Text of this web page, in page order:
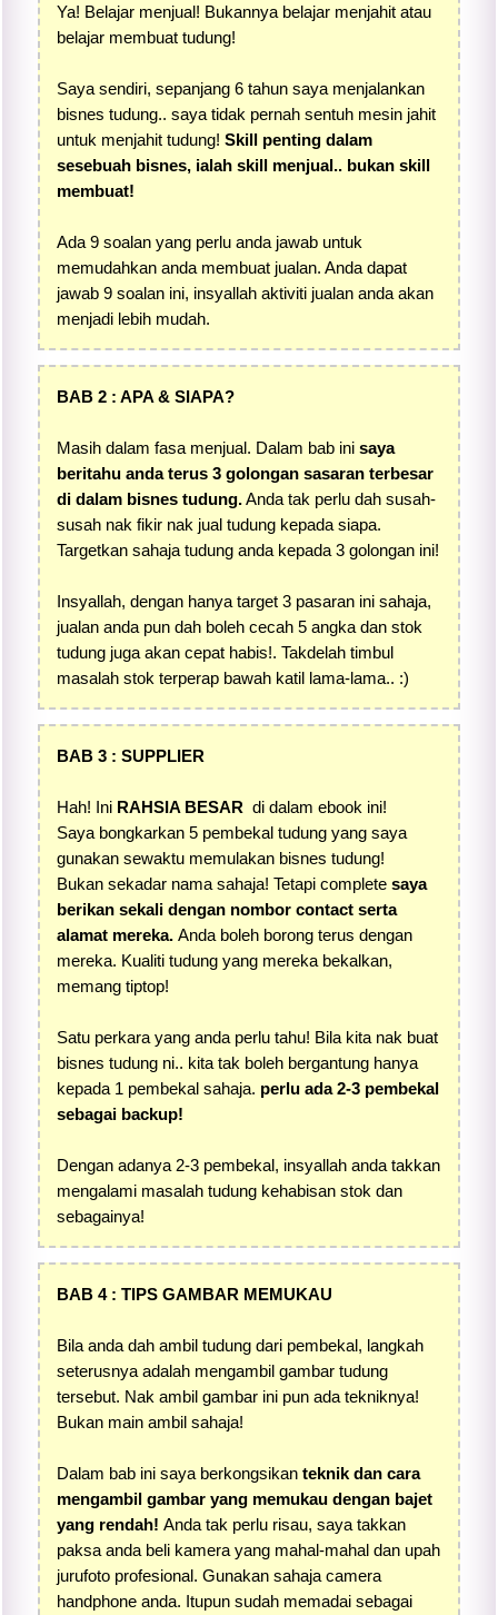
Ya! Belajar menjual! Bukannya belajar menjahit atau
belajar membuat tudung!
Saya sendiri, sepanjang 6 tahun saya menjalankan
bisnes tudung.. saya tidak pernah sentuh mesin jahit
untuk menjahit tudung!Skill penting dalam
sesebuah bisnes, ialah skill menjual.. bukan skill
membuat!
Ada 9 soalan yang perlu anda jawab untuk
memudahkan anda membuat jualan. Anda dapat
jawab 9 soalan ini, insyallah aktiviti jualan anda akan
menjadi lebih mudah.
BAB 2 : APA & SIAPA?
Masih dalam fasa menjual. Dalam bab ini saya
beritahu anda terus 3 golongan sasaran terbesar
di dalam bisnes tudung.Anda tak perlu dah susah-
susah nak fikir nak jual tudung kepada siapa.
Targetkan sahaja tudung anda kepada 3 golongan ini!
Insyallah, dengan hanya target 3 pasaran ini sahaja,
jualan anda pun dah boleh cecah 5 angka dan stok
tudung juga akan cepat habis!. Takdelah timbul
masalah stok terperap bawah katil lama-lama.. :)
BAB 3 : SUPPLIER
Hah! Ini RAHSIA BESARdi dalam ebook ini!
Saya bongkarkan 5 pembekal tudung yang saya
gunakan sewaktu memulakan bisnes tudung!
Bukan sekadar nama sahaja! Tetapi completesaya
berikan sekali dengan nombor contact serta
alamat mereka.Anda boleh borong terus dengan
mereka. Kualiti tudung yang mereka bekalkan,
memang tiptop!
Satu perkara yang anda perlu tahu! Bila kita nak buat
bisnes tudung ni.. kita tak boleh bergantung hanya
kepada 1 pembekal sahaja. perlu ada 2-3 pembekal
sebagai backup!
Dengan adanya 2-3 pembekal, insyallah anda takkan
mengalami masalah tudung kehabisan stok dan
sebagainya!
BAB 4 : TIPS GAMBAR MEMUKAU
Bila anda dah ambil tudung dari pembekal, langkah
seterusnya adalah mengambil gambar tudung
tersebut. Nak ambil gambar ini pun ada tekniknya!
Bukan main ambil sahaja!
Dalam bab ini saya berkongsikanteknik dan cara
mengambil gambar yang memukau dengan bajet
yang rendah!Anda tak perlu risau, saya takkan
paksa anda beli kamera yang mahal-mahal dan upah
jurufoto profesional. Gunakan sahaja camera
handphone anda. Itupun sudah memadai sebagai